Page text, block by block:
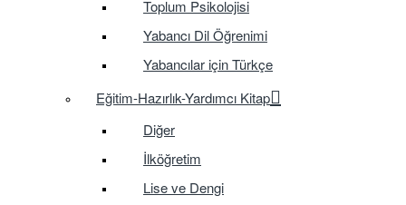
Toplum Psikolojisi
Yabancı Dil Öğrenimi
Yabancılar için Türkçe
Eğitim-Hazırlık-Yardımcı Kitap
Diğer
İlköğretim
Lise ve Dengi